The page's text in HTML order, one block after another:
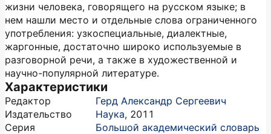
жизни человека, говорящего на русском языке; в
нем нашли место и отдельные слова ограниченного
употребления: узкоспециальные, диалектные,
жаргонные, достаточно широко используемые в
разговорной речи, а также в художественной и
научно-популярной литературе.
Характеристики
Редактор
Герд Александр Сергеевич
Издательство
Наука, 2011
Серия
Большой академический словарь